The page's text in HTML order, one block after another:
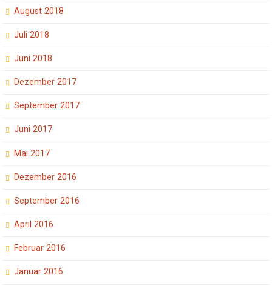
August 2018
Juli 2018
Juni 2018
Dezember 2017
September 2017
Juni 2017
Mai 2017
Dezember 2016
September 2016
April 2016
Februar 2016
Januar 2016